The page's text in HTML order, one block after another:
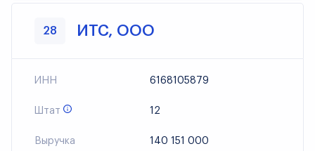
28 ИТС, ООО
ИНН 6168105879
Штат 12
Выручка 140 151 000